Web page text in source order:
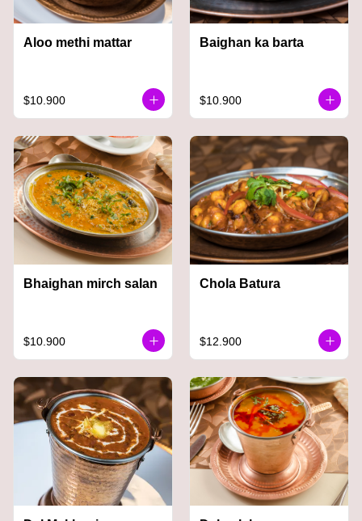
Aloo methi mattar
$10.900
Baighan ka barta
$10.900
Bhaighan mirch salan
$10.900
Chola Batura
$12.900